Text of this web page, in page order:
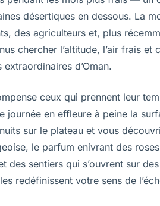
désertiques en dessous. La
des agriculteurs et, plus
chercher l’altitude, l’air frais et
d’Oman.
ceux qui prennent leur
journée en effleure à peine la
sur le plateau et vous
le parfum enivrant des
des sentiers qui s’ouvrent sur
redéfinissent votre sens de